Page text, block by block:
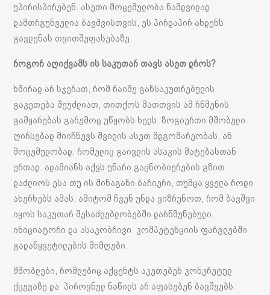
უპირისპირებენ. ასეთი მოცემულობა ნამდვილად
დამთრგუნველია ბავშვისთვის, ეს პირდაპირ ახდენს
გავლენას თვითშეფასებაზე.
როგორ აღიქვამს ის საკუთარ თავს ასეთ დროს?
ხშირად არ სჯერათ, რომ რაიმე განსაკუთრებულის
გაკეთება შეუძლიათ, თითქოს მათთვის ამ რწმენის
გამყარებას გარემოც უწყობს ხელს. ზოგიერთი მშობელი
ღირსებად მიიჩნევს შვილის ასეთ მდგომარეობას, ან
მოცემულობად, რომელიც გაივლის ასაკის მატებასთან
ერთად. ადამიანს აქვს უნარი გაცნობიერების გზით
დაძლიოს ესა თუ ის შინაგანი ბარიერი, თუმცა ყველა როდი
ახერხებს ამას. ამიტომ ჩვენ უნდა ვიზრუნოთ, რომ ბავშვი
იყოს საკუთარ შესაძლებლობებში დარწმუნებული,
ინიციატორი და ასაკობრივი კომპეტენციის ფარგლებში
გადაწყვეტილების მიმღები.
მშობლები, რომლებიც აქცენტს აკეთებენ კონკრეტულ
ქცევაზე და პიროვნულ ნაწილს არ აფასებენ ბავშვებს